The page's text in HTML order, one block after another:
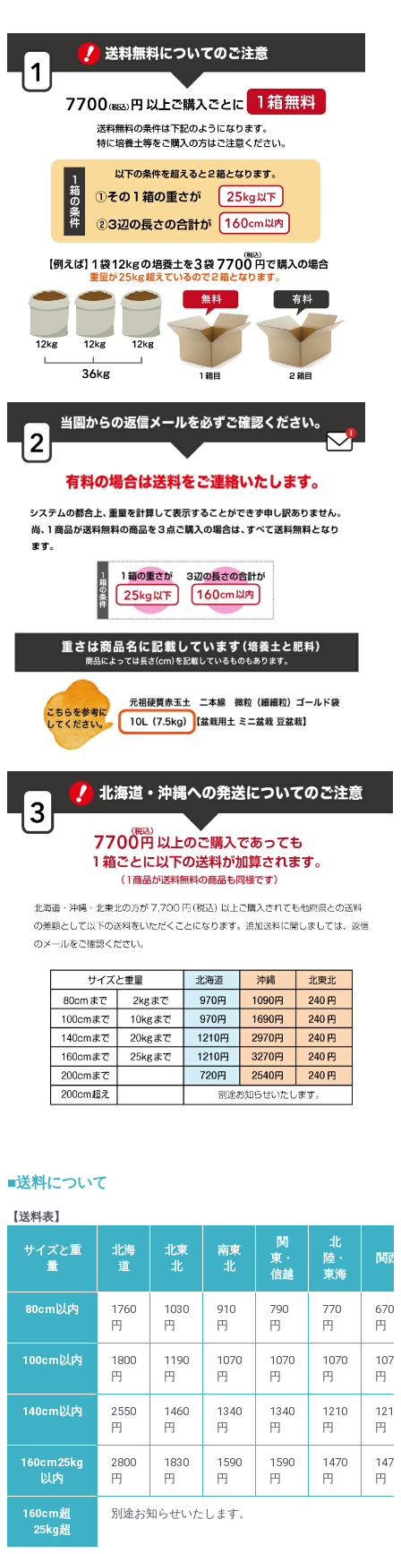
■送料について
【送料表】
サイズと重
量
北海
道
北東
北
南東
北
関
東・
信越
北
陸・
東海
関西
80cm以内
1760
円
1030
円
910
円
790
円
770
円
670
円
100cm以内
1800
円
1190
円
1070
円
1070
円
1070
円
1070
円
140cm以内
2550
円
1460
円
1340
円
1340
円
1210
円
1210
円
160cm25kg
以内
2800
円
1830
円
1590
円
1590
円
1470
円
1470
円
160cm超
25kg超
別途お知らせいたします。